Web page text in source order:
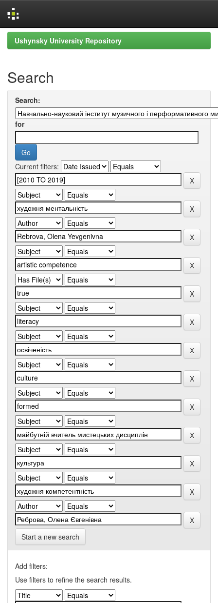
Skip
navigation
Ushynsky University Repository
Search
Search:
for
Current filters:
Start a new search
Add filters:
Use filters to refine the search results.